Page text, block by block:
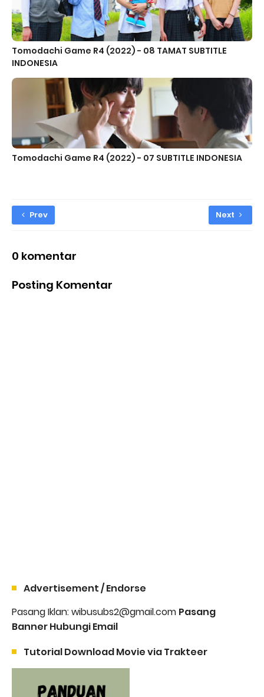
Tomodachi Game R4 (2022) - 08 TAMAT SUBTITLE
INDONESIA
Tomodachi Game R4 (2022) - 07 SUBTITLE INDONESIA
Prev Next
0 komentar
Posting Komentar
Advertisement / Endorse
Pasang Iklan: wibusubs2@gmail.com Pasang
Banner Hubungi Email
Tutorial Download Movie via Trakteer